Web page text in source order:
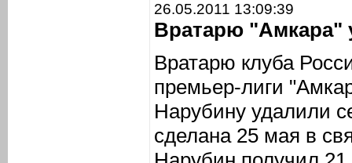
26.05.2011 13:09:39
Вратарю "Амкара"
Вратарю клуба
премьер-лиги
Нарубину удалили
сделана 25 мая в